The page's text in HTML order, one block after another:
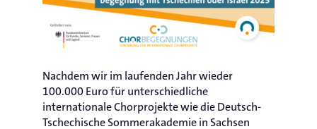
Nachdem wir im laufenden Jahr wieder
100.000 Euro für unterschiedliche
internationale Chorprojekte wie die Deutsch-
Tschechische Sommerakademie in Sachsen